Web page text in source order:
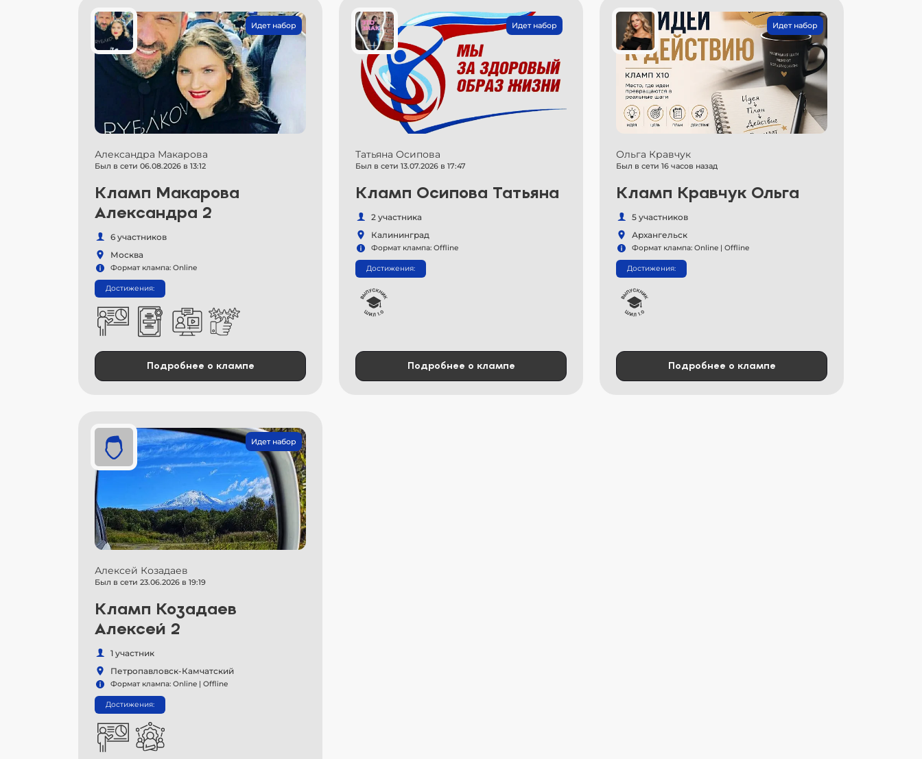
Идет набор
Александра Макарова
Был в сети 06.08.2026 в 13:12
Кламп Макарова
Александра 2
6 участников
Москва
Формат клампа: Online
Достижения:
Подробнее о клампе
Идет набор
Татьяна Осипова
Был в сети 13.07.2026 в 17:47
Кламп Осипова Татьяна
2 участника
Калининград
Формат клампа: Offline
Достижения:
Подробнее о клампе
Идет набор
Ольга Кравчук
Был в сети 16 часов назад
Кламп Кравчук Ольга
5 участников
Архангельск
Формат клампа: Online | Offline
Достижения:
Подробнее о клампе
Идет набор
Алексей Козадаев
Был в сети 23.06.2026 в 19:19
Кламп Козадаев
Алексей 2
1 участник
Петропавловск-Камчатский
Формат клампа: Online | Offline
Достижения: